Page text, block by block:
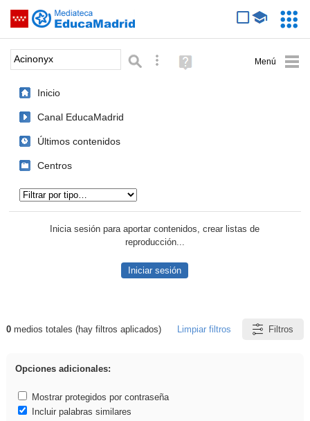
Saltar navegación
Palabra o frase: Búsqueda avanzada
Ayuda
(en
Inicio
Canal EducaMadrid
Últimos contenidos
Centros
Inicia sesión para aportar contenidos, crear listas de
reproducción...
Iniciar sesión
Resultados de: Acinonyx
0medios totales (hay filtros aplicados) Limpiar filtros Filtros
Opciones adicionales:
Mostrar protegidos por contraseña
Incluir palabras similares